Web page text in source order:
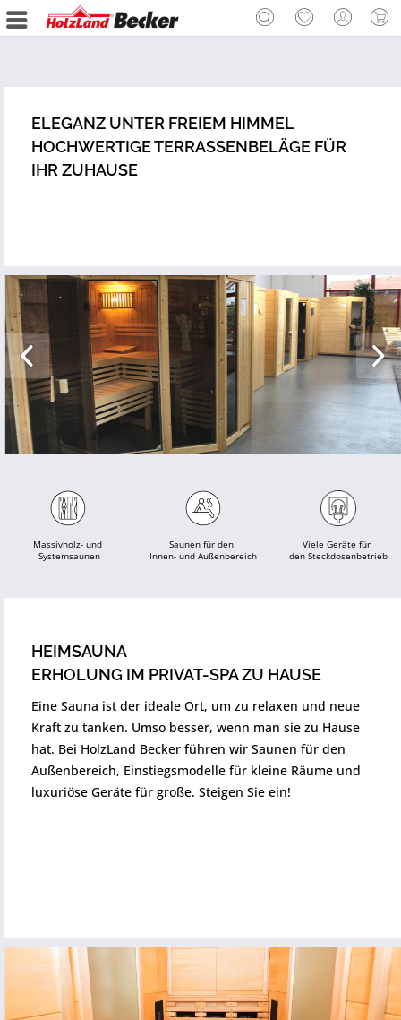
HEIMSAUNA
ERHOLUNG IM PRIVAT-SPA ZU HAUSE
Eine Sauna ist der ideale Ort, um zu relaxen und neue
Kraft zu tanken. Umso besser, wenn man sie zu Hause
hat. Bei HolzLand Becker führen wir Saunen für den
Außenbereich, Einstiegsmodelle für kleine Räume und
luxuriöse Geräte für große. Steigen Sie ein!
Massivholz- und
Systemsaunen
Saunen für den
Innen- und Außenbereich
Viele Geräte für
den Steckdosenbetrieb
ELEGANZ UNTER FREIEM HIMMEL
HOCHWERTIGE TERRASSENBELÄGE FÜR
IHR ZUHAUSE